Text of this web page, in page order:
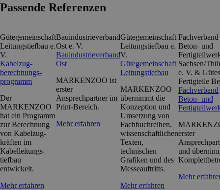
Passende Referenzen
Gütegemeinschaft
Leitungstiefbau e.
V.
Kabelzug­
berechnungs­
programm
Der
MARKENZOO
hat ein Programm
zur Berechnung
von Kabelzug­
kräften im
Kabelleitungs­
tiefbau
entwickelt.
Mehr erfahren
Bauindustrieverband
Ost e. V.
Bauindustrieverband
Ost
MARKENZOO ist
erster
Ansprechpartner im
Print-Bereich.
Mehr erfahren
Gütegemeinschaft
Leitungstiefbau e.
V.
Gütegemeinschaft
Leitungstiefbau
MARKENZOO
übernimmt die
Konzeption und
Umsetzung von
Fachbuchreihen,
wissenschaftlichen
Texten,
technischen
Grafiken und des
Messeauftritts.
Mehr erfahren
Fachverband
Beton- und
Sachsen/
e. V. &
Fertigteile
Fachverband
Beton- und
erster
und
Mehr